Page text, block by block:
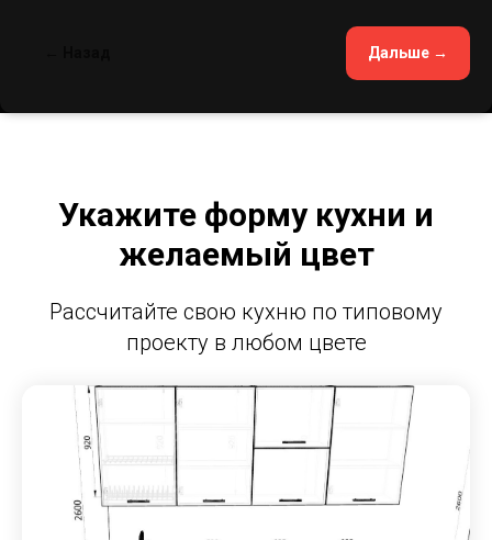
Дальше →
Укажите форму кухни и
желаемый цвет
Рассчитайте свою кухню по типовому
проекту в любом цвете